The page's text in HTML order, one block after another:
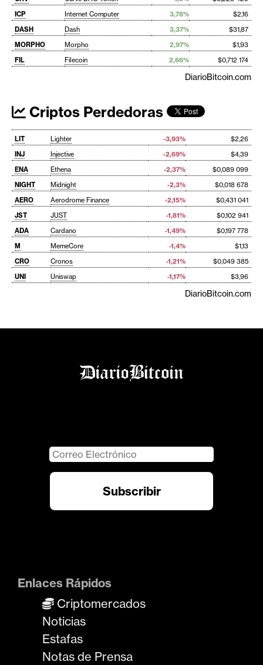
ICP
Internet Computer 3,78%
$2,16
DASH
Dash 3,37%
$31,87
MORPHO
Morpho 2,97%
$1,93
FIL
Filecoin 2,66% $0,712 174
DiarioBitcoin.com
Criptos Perdedoras
LIT Lighter -3,93%
$2,26
INJ
Injective -2,69%
$4,39
ENA
Ethena -2,37%
$0,089 099
NIGHT
Midnight -2,3%
$0,018 678
AERO
Aerodrome Finance -2,15%
$0,431 041
JST
JUST -1,81%
$0,102 941
ADA
Cardano -1,49%
$0,197 778
M
MemeCore -1,4%
$1,13
CRO
Cronos -1,21%
$0,049 385
UNI
Uniswap -1,17% $3,96
DiarioBitcoin.com
Enlaces Rápidos
Criptomercados
Noticias
Estafas
Notas de Prensa